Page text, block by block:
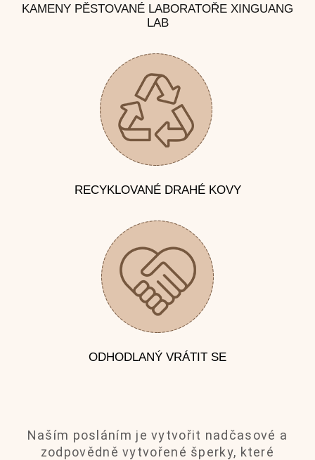
KAMENY PĚSTOVANÉ LABORATOŘE XINGUANG
LAB
RECYKLOVANÉ DRAHÉ KOVY
ODHODLANÝ VRÁTIT SE
Naším posláním je vytvořit nadčasové a
zodpovědně vytvořené šperky, které